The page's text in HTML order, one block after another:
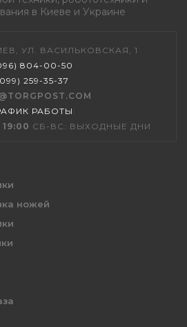
в Киеве и Украине
УЛ. ВАСИЛЬКОВСКАЯ, 1
804-00-50
259-35-37
РАБОТЫ:
19:00 СБ-ВС: ВЫХОДНЫЕ ДНИ
ножей